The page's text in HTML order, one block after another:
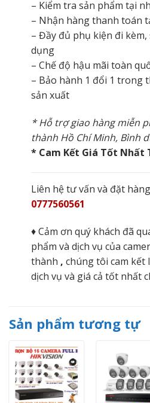
– Kiểm tra sản phẩm tại
– Nhận hàng thanh toán
– Đầy đủ phụ kiện đi
dụng
– Chế độ hậu mãi toàn
– Bảo hành 1 đổi 1 trong
sản xuất
* Hỗ trợ giao hàng miễn
thành Hồ Chí Minh, Bình
* Cam Kết Giá Tốt Nhất
Liên hệ tư vấn và đặt
0777560561
♦ Cảm ơn quý khách đã
phẩm và dịch vụ của
thành , chúng tôi cam kết
dịch vụ và giá cả tốt nhất
Sản phẩm tương tự